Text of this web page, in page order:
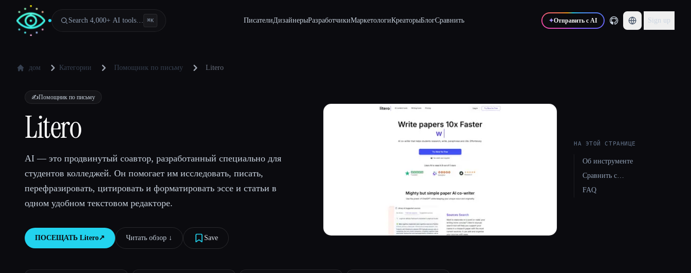
Search 4,000+ AI tools… ⌘K ПисателиДизайнерыРазработчикиМаркетологиКреаторыБлогСравнить ✦Отправить с AI Sign up
дом Категории Помощник по письму Litero
✍️Помощник по письму
Litero
AI — это продвинутый соавтор, разработанный специально для
студентов колледжей. Он помогает им исследовать, писать,
перефразировать, цитировать и форматировать эссе и статьи в
одном удобном текстовом редакторе.
ПОСЕЩАТЬ Litero↗︎ Читать обзор ↓︎ Save
НА ЭТОЙ СТРАНИЦЕ
Об инструменте
Сравнить с…
FAQ